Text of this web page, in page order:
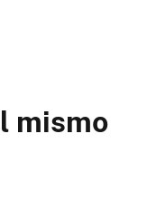
mismo